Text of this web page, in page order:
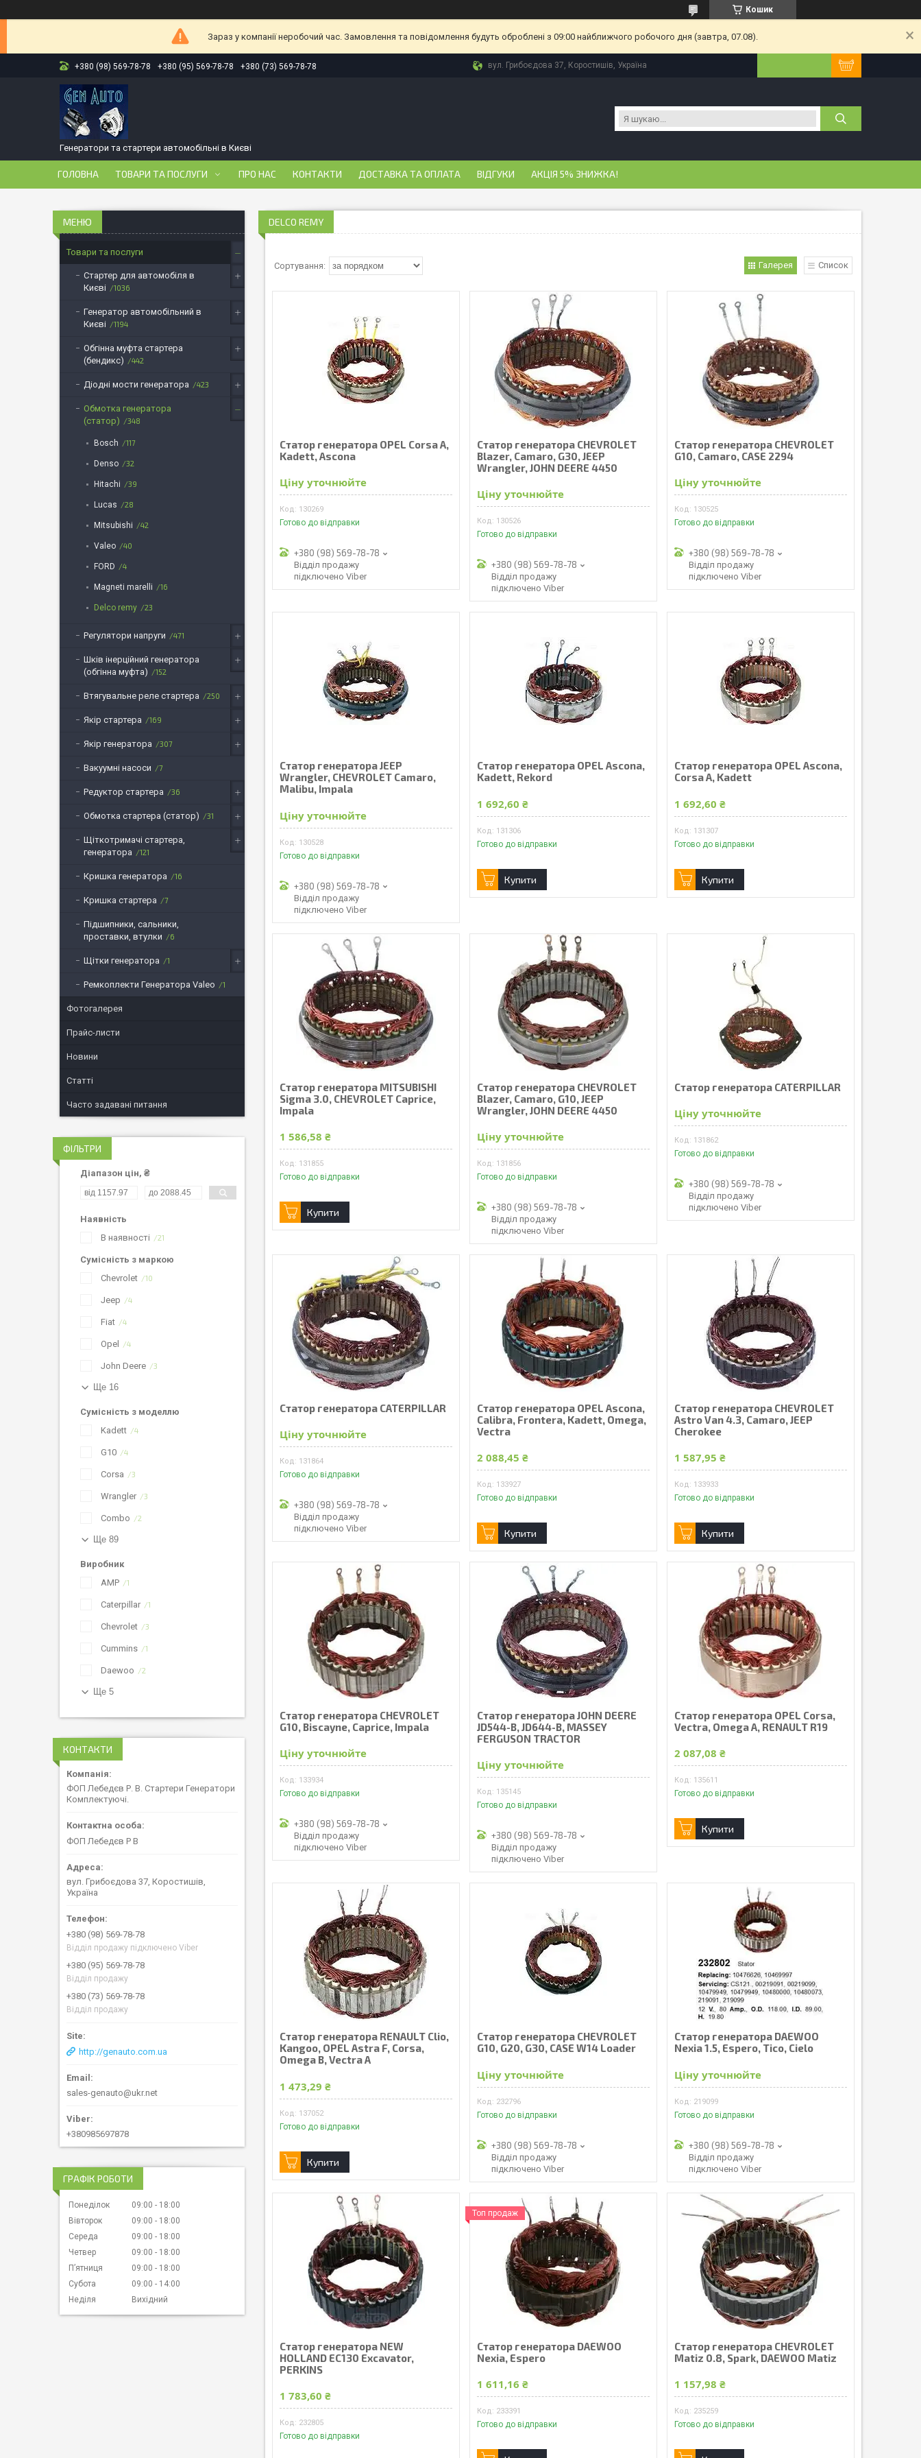
Кошик
Зараз у компанії неробочий час. Замовлення та повідомлення будуть оброблені з 09:00 найближчого робочого дня (завтра, 07.08).
+380 (98) 569-78-78 +380 (95) 569-78-78 +380 (73) 569-78-78 вул. Грибоєдова 37, Коростишів, Україна
Генератори та стартери автомобільні в Києві
ГОЛОВНА ТОВАРИ ТА ПОСЛУГИ ПРО НАС КОНТАКТИ ДОСТАВКА ТА ОПЛАТА ВІДГУКИ АКЦІЯ 5% ЗНИЖКА!
DELCO REMY
Галерея Список
Статор генератора OPEL Corsa A,
Kadett, Ascona
Ціну уточнюйте
130269
Готово до відправки
+380 (98) 569-78-78
Відділ продажу
підключено Viber
Статор генератора CHEVROLET
Blazer, Camaro, G30, JEEP
Wrangler, JOHN DEERE 4450
Ціну уточнюйте
130526
Готово до відправки
+380 (98) 569-78-78
Відділ продажу
підключено Viber
Статор генератора CHEVROLET
G10, Camaro, CASE 2294
Ціну уточнюйте
130525
Готово до відправки
+380 (98) 569-78-78
Відділ продажу
підключено Viber
Статор генератора JEEP
Wrangler, CHEVROLET Camaro,
Malibu, Impala
Ціну уточнюйте
130528
Готово до відправки
+380 (98) 569-78-78
Відділ продажу
підключено Viber
Статор генератора OPEL Ascona,
Kadett, Rekord
1 692,60 ₴
131306
Готово до відправки
Купити
Статор генератора OPEL Ascona,
Corsa A, Kadett
1 692,60 ₴
131307
Готово до відправки
Купити
Статор генератора MITSUBISHI
Sigma 3.0, CHEVROLET Caprice,
Impala
1 586,58 ₴
131855
Готово до відправки
Купити
Статор генератора CHEVROLET
Blazer, Camaro, G10, JEEP
Wrangler, JOHN DEERE 4450
Ціну уточнюйте
131856
Готово до відправки
+380 (98) 569-78-78
Відділ продажу
підключено Viber
Статор генератора CATERPILLAR
Ціну уточнюйте
131862
Готово до відправки
+380 (98) 569-78-78
Відділ продажу
підключено Viber
Статор генератора CATERPILLAR
Ціну уточнюйте
131864
Готово до відправки
+380 (98) 569-78-78
Відділ продажу
підключено Viber
Статор генератора OPEL Ascona,
Calibra, Frontera, Kadett, Omega,
Vectra
2 088,45 ₴
133927
Готово до відправки
Купити
Статор генератора CHEVROLET
Astro Van 4.3, Camaro, JEEP
Cherokee
1 587,95 ₴
133933
Готово до відправки
Купити
Статор генератора CHEVROLET
G10, Biscayne, Caprice, Impala
Ціну уточнюйте
133934
Готово до відправки
+380 (98) 569-78-78
Відділ продажу
підключено Viber
Статор генератора JOHN DEERE
JD544-B, JD644-B, MASSEY
FERGUSON TRACTOR
Ціну уточнюйте
135145
Готово до відправки
+380 (98) 569-78-78
Відділ продажу
підключено Viber
Статор генератора OPEL Corsa,
Vectra, Omega A, RENAULT R19
2 087,08 ₴
135611
Готово до відправки
Купити
Статор генератора RENAULT Clio,
Kangoo, OPEL Astra F, Corsa,
Omega B, Vectra A
1 473,29 ₴
137052
Готово до відправки
Купити
Статор генератора CHEVROLET
G10, G20, G30, CASE W14 Loader
Ціну уточнюйте
232796
Готово до відправки
+380 (98) 569-78-78
Відділ продажу
підключено Viber
Статор генератора DAEWOO
Nexia 1.5, Espero, Tico, Cielo
Ціну уточнюйте
219099
Готово до відправки
+380 (98) 569-78-78
Відділ продажу
підключено Viber
Статор генератора NEW
HOLLAND EC130 Excavator,
PERKINS
1 783,60 ₴
232805
Готово до відправки
Топ продаж
Статор генератора DAEWOO
Nexia, Espero
1 611,16 ₴
233391
Готово до відправки
Статор генератора CHEVROLET
Matiz 0.8, Spark, DAEWOO Matiz
1 157,98 ₴
235259
Готово до відправки
Товари та послуги
Стартер для автомобіля в
Києві
1036
Генератор автомобільний в
Києві
1194
Обгінна муфта стартера
(бендикс)
442
Діодні мости генератора 423
Обмотка генератора
(статор)
348
Bosch 117
Denso 32
Hitachi 39
Lucas 28
Mitsubishi 42
Valeo 40
FORD 4
Magneti marelli 16
Delco remy 23
Регулятори напруги 471
Шків інерційний генератора
(обгінна муфта)
152
Втягувальне реле стартера 250
Якір стартера 169
Якір генератора 307
Вакуумні насоси 7
Редуктор стартера 36
Обмотка стартера (статор) 31
Щіткотримачі стартера,
генератора
121
Кришка генератора 16
Кришка стартера 7
Підшипники, сальники,
проставки, втулки
6
Щітки генератора 1
Ремкоплекти Генератора Valeo 1
Фотогалерея
Прайс-листи
Новини
Статті
Часто задавані питання
ФІЛЬТРИ
Діапазон цін, ₴
Наявність
В наявності
21
Сумісність з маркою
Chevrolet
10
Jeep 4
Fiat 4
Opel 4
John Deere 3
Ще 16
Сумісність з моделлю
Kadett
4
G10 4
Corsa 3
Wrangler 3
Combo 2
Ще 89
Виробник
AMP
1
Caterpillar 1
Chevrolet 3
Cummins 1
Daewoo 2
Ще 5
КОНТАКТИ
ФОП Лебедєв Р. В. Стартери Генератори
Комплектуючі.
ФОП Лебедєв Р В
вул. Грибоєдова 37, Коростишів,
Україна
+380 (98) 569-78-78
Відділ продажу підключено Viber
+380 (95) 569-78-78
Відділ продажу
+380 (73) 569-78-78
Відділ продажу
http://genauto.com.ua
sales-genauto@ukr.net
+380985697878
ГРАФІК РОБОТИ
Понеділок 09:00
18:00
Вівторок
09:00
18:00
Середа
09:00
18:00
Четвер
09:00
18:00
Пʼятниця
09:00
18:00
Субота
09:00
14:00
Неділя
Вихідний